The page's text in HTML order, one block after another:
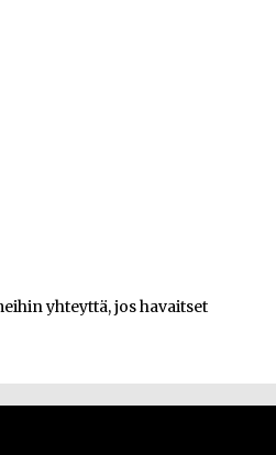
yhteyttä, jos havaitset